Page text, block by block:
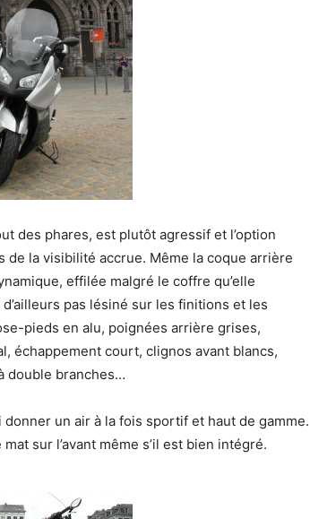
des phares, est plutôt agressif et l’option
de la visibilité accrue. Même la coque arrière
effilée malgré le coffre qu’elle
d’ailleurs pas lésiné sur les finitions et les
pieds en alu, poignées arrière grises,
échappement court, clignos avant blancs,
double branches…
un air à la fois sportif et haut de gamme.
sur l’avant même s’il est bien intégré.